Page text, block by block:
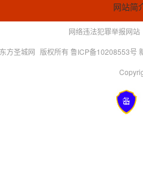
网站简
网络违法犯罪举报网站
东方圣城网 版权所有 鲁ICP备10208553号